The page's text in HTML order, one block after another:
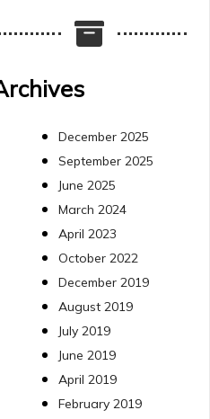
Més informació:
http://www.idisba.es
arpbigidisba
Retweeted
Bibliosalut
en un estudi sobre com
una combinació poc
habitual de dos
antibiòtics β-lactàmics
pot eliminar de
December 2025
September 2025
June 2025
March 2024
April 2023
October 2022
December 2019
August 2019
July 2019
June 2019
April 2019
February 2019